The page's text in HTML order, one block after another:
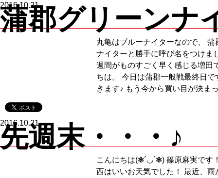
2016.10.21
蒲郡グリーンナ
丸亀はブルーナイターなので、 蒲
ナイターと勝手に呼び名をつけま
週間がものすごく早く感じる増田
ちは。 今日は蒲郡一般戦最終日で
きます♪ もう今から買い目が決ま
2016.10.21
先週末・・・♪
こんにちは(❃´◡`❃) 篠原麻実です
西はいいお天気でした！ 最近、雨